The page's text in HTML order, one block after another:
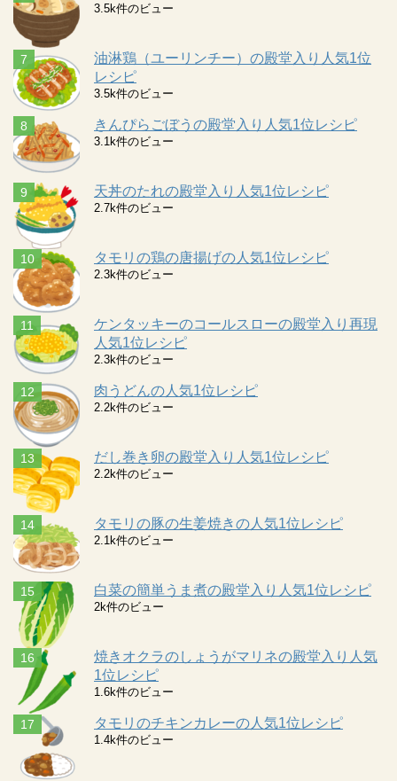
3.5k件のビュー
油淋鶏（ユーリンチー）の殿堂入り人気1位
レシピ
3.5k件のビュー
きんぴらごぼうの殿堂入り人気1位レシピ
3.1k件のビュー
天丼のたれの殿堂入り人気1位レシピ
2.7k件のビュー
タモリの鶏の唐揚げの人気1位レシピ
2.3k件のビュー
ケンタッキーのコールスローの殿堂入り再現
人気1位レシピ
2.3k件のビュー
肉うどんの人気1位レシピ
2.2k件のビュー
だし巻き卵の殿堂入り人気1位レシピ
2.2k件のビュー
タモリの豚の生姜焼きの人気1位レシピ
2.1k件のビュー
白菜の簡単うま煮の殿堂入り人気1位レシピ
2k件のビュー
焼きオクラのしょうがマリネの殿堂入り人気
1位レシピ
1.6k件のビュー
タモリのチキンカレーの人気1位レシピ
1.4k件のビュー